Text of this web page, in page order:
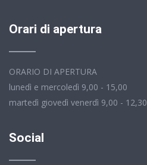
Orari di apertura
ORARIO DI APERTURA
lunedì e mercoledì 9,00 - 15,00
martedì giovedì venerdì 9,00 - 12,30
Social